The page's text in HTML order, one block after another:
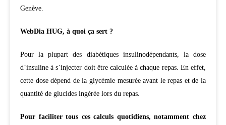
Genève.
WebDia HUG, à quoi ça sert ?
Pour la plupart des diabétiques insulino­dépendants, la dose
d’insuline à s’injecter doit être calculée à chaque repas. En effet,
cette dose dépend de la glycémie mesurée avant le repas et de la
quantité de glucides ingérée lors du repas.
Pour faciliter tous ces calculs quotidiens, notamment chez